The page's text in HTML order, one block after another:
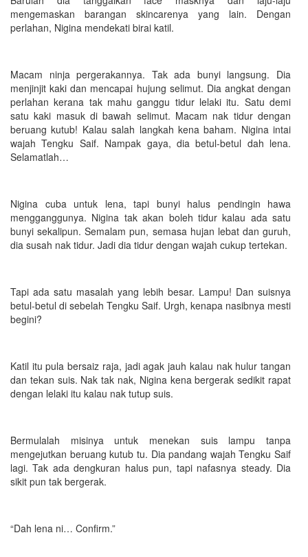
mengemaskan barangan skincarenya yang lain. Dengan
perlahan, Nigina mendekati birai katil.
Macam ninja pergerakannya. Tak ada bunyi langsung. Dia
menjinjit kaki dan mencapai hujung selimut. Dia angkat dengan
perlahan kerana tak mahu ganggu tidur lelaki itu. Satu demi
satu kaki masuk di bawah selimut. Macam nak tidur dengan
beruang kutub! Kalau salah langkah kena baham. Nigina intai
wajah Tengku Saif. Nampak gaya, dia betul-betul dah lena.
Selamatlah…
Nigina cuba untuk lena, tapi bunyi halus pendingin hawa
mengganggunya. Nigina tak akan boleh tidur kalau ada satu
bunyi sekalipun. Semalam pun, semasa hujan lebat dan guruh,
dia susah nak tidur. Jadi dia tidur dengan wajah cukup tertekan.
Tapi ada satu masalah yang lebih besar. Lampu! Dan suisnya
betul-betul di sebelah Tengku Saif. Urgh, kenapa nasibnya mesti
begini?
Katil itu pula bersaiz raja, jadi agak jauh kalau nak hulur tangan
dan tekan suis. Nak tak nak, Nigina kena bergerak sedikit rapat
dengan lelaki itu kalau nak tutup suis.
Bermulalah misinya untuk menekan suis lampu tanpa
mengejutkan beruang kutub tu. Dia pandang wajah Tengku Saif
lagi. Tak ada dengkuran halus pun, tapi nafasnya steady. Dia
sikit pun tak bergerak.
“Dah lena ni… Confirm.”